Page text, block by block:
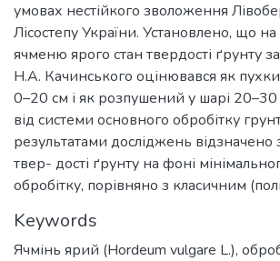
умовах нестійкого зволоження
Лісостепу України. Установлено, що на
ячменю ярого стан твердості ґрунту
Н.А. Качинського оцінювався як
0–20 см і як розпушений у шарі
від системи основного обробітку
результатами досліджень відзначено
твер- дості ґрунту на фоні
обробітку, порівняно з класичним
Keywords
Ячмінь ярий (Hordeum vulgare L.),